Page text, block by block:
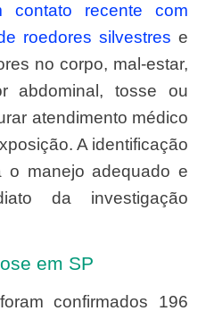
roedores silvestres e
no corpo, mal-estar,
abdominal, tosse ou
atendimento médico
A identificação
o manejo adequado e
da investigação
em SP